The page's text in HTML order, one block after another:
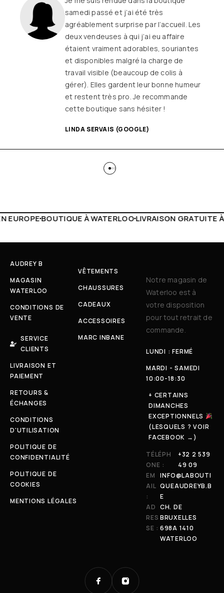
passé et j’ai été très
surprise par l’accueil. Les
vendeuses à qui j’ai eu affaire
vraiment adorables, souriantes
malgré la charge de
visible (beaucoup de colis à
Elles gardent leur bonne humeur
très pro. Je recommande
boutique sans hésiter !
SERVAIS (GOOGLE)
LIVRAISON GRATUITE À PARTIR DE 150€LIVE
AUDREY B
MAGASIN
WATERLOO
CONDITIONS DE
VENTE
SERVICE
CLIENTS
LIVRAISON ET
PAIEMENT
RETOURS &
ÉCHANGES
CONDITIONS
D'UTILISATION
POLITIQUE DE
CONFIDENTIALITÉ
POLITIQUE DE
COOKIES
MENTIONS LÉGALES
VÊTEMENTS
CHAUSSURES
CADEAUX
ACCESSOIRES
MARC INBANE
Notre magasin de
Waterloo est à
votre disposition
pour tout retrait de
commande.
LUNDI : FERMÉ
MARDI - SAMEDI
10:00-18:30
+ CERTAINS
DIMANCHES
EXCEPTIONNELS
(LESQUELS ? VOIR
FACEBOOK →)
TÉLÉPH
ONE :
+32 2 539
49 09
EM
AIL
:
INFO@LABOUTI
QUEAUDREYB.B
E
AD
RES
SE :
CH. DE
BRUXELLES
698A 1410
WATERLOO